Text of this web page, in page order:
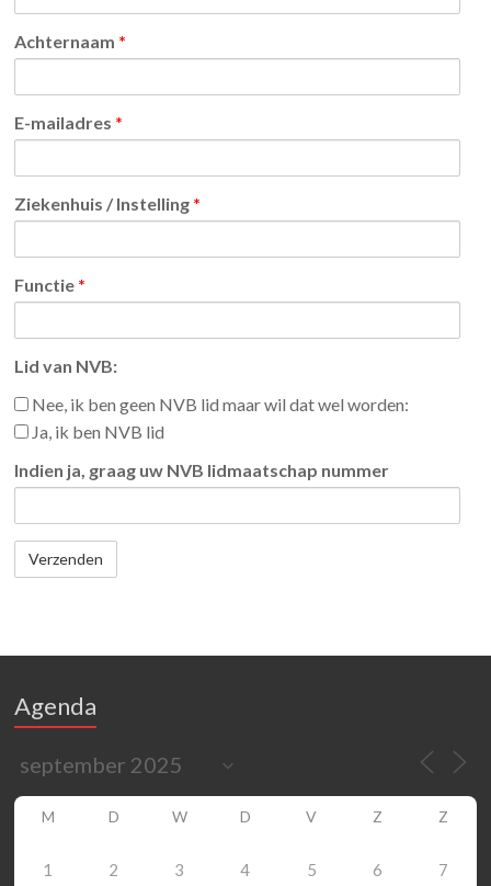
Achternaam *
E-mailadres *
Ziekenhuis / Instelling *
Functie *
Lid van NVB:
Nee, ik ben geen NVB lid maar wil dat wel worden:
Ja, ik ben NVB lid
Indien ja, graag uw NVB lidmaatschap nummer
Agenda
M D W D V Z Z
1 2 3 4 5 6 7